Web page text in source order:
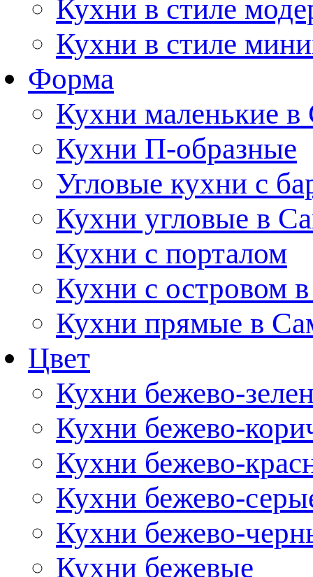
Кухни в стиле
Кухни в стиле
Форма
Кухни маленькие в
Кухни П-образные
Угловые кухни с
Кухни угловые в
Кухни с порталом
Кухни с островом
Кухни прямые в
Цвет
Кухни бежево-
Кухни бежево-
Кухни бежево-
Кухни бежево-
Кухни бежево-
Кухни бежевые